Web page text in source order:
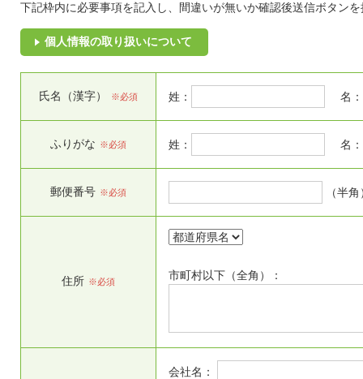
下記枠内に必要事項を記入し、間違いが無いか確認後送信ボタン
個人情報の取り扱いについて
氏名（漢字） ※必須 姓： 名：
ふりがな ※必須 姓： 名：
郵便番号 ※必須 （半角
住所 ※必須 市町村以下（全角）：
会社名：